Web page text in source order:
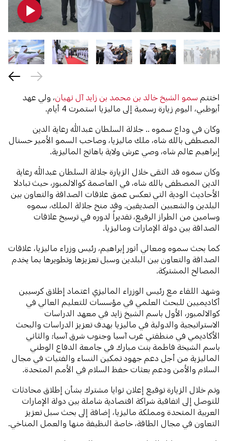
اختتم سمو الشيخ خالد بن محمد بن زايد آل نهيان، ولي عهد
أبوظبي، اليوم زيارة رسمية إلى ماليزيا استمرت 4 أيام.
وكان في وداع سموه .. جلالة السلطان عبدالله رعاية الدين
المصطفى بالله شاه، ملك ماليزيا، وصاحب السمو الأمير حسنال
إبراهيم عالم شاه، وصي عرش ولاية باهانج الماليزية.
وكان سموه قد التقى خلال الزيارة جلالة السلطان عبدالله رعاية
الدين المصطفى بالله شاه، في العاصمة كوالالمبور، حيث تبادلا
الأحاديث الودية التي تعكس عمق علاقات الصداقة والتعاون بين
البلدين والشعبين الصديقين. وقد منح جلالة الملك، سموه
وسامين من الطراز الرفيع، تقديراً لدوره في ترسيخ علاقات
الصداقة بين دولة الإمارات وماليزيا.
كما بحث سموه ومعالي أنور إبراهيم، رئيس وزراء ماليزيا، علاقات
الصداقة والتعاون بين البلدين وسبل تعزيزها وتطويرها بما يخدم
المصالح المشتركة.
وشهد اللقاء مع رئيس الوزراء الماليزي اعتماد إطلاق كرسيين
أكاديميين للبحث العلمي في مؤسسات للتعليم العالي في
كوالالمبور، الأول باسم الشيخ زايد في معهد الدراسات
الاستراتيجية والدولية في ماليزيا بهدف تعزيز الدراسات والبحث
الأكاديمي في منطقتي غرب آسيا وجنوب شرق آسيا؛ والثاني
باسم الشيخة فاطمة بنت مبارك في جامعة الدفاع الوطني
الماليزية من أجل دعم جهود تمكين النساء والفتيات في مجال
السلام والأمن ودعم بعثات حفظ السلام في الأمم المتحدة.
وتم خلال الزيارة توقيع إعلان نوايا مشترك بشأن إطلاق محادثات
للتوصل إلى اتفاقية شراكة اقتصادية شاملة بين دولة الإمارات
العربية المتحدة ومملكة ماليزيا، إضافة إلى بحث سبل تعزيز
التعاون في مجال الطاقة، خاصة النظيفة منها والعمل المناخي.